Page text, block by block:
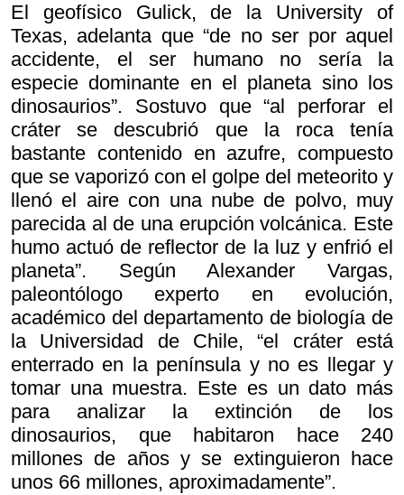
El geofísico Gulick, de la University of
Texas, adelanta que “de no ser por aquel
accidente, el ser humano no sería la
especie dominante en el planeta sino los
dinosaurios”. Sostuvo que “al perforar el
cráter se descubrió que la roca tenía
bastante contenido en azufre, compuesto
que se vaporizó con el golpe del meteorito y
llenó el aire con una nube de polvo, muy
parecida al de una erupción volcánica. Este
humo actuó de reflector de la luz y enfrió el
planeta”. Según Alexander Vargas,
paleontólogo experto en evolución,
académico del departamento de biología de
la Universidad de Chile, “el cráter está
enterrado en la península y no es llegar y
tomar una muestra. Este es un dato más
para analizar la extinción de los
dinosaurios, que habitaron hace 240
millones de años y se extinguieron hace
unos 66 millones, aproximadamente”.